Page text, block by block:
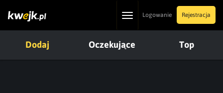
ToggleLogowanie Rejestracja
Dodaj Oczekujące Top